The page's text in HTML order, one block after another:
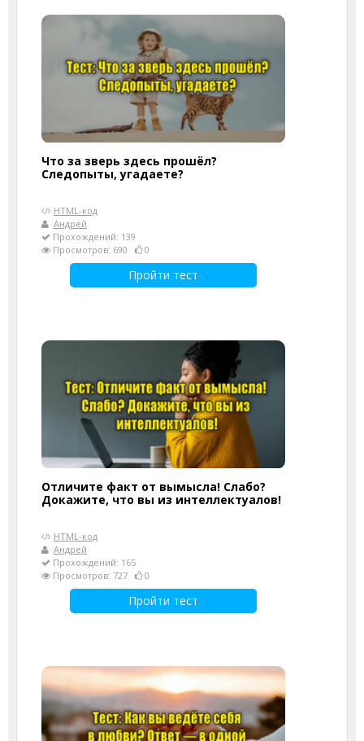
Что за зверь здесь прошёл?
Следопыты, угадаете?
HTML-код
Андрей
Прохождений: 139
Просмотров: 690
0
Пройти тест
Отличите факт от вымысла! Слабо?
Докажите, что вы из интеллектуалов!
HTML-код
Андрей
Прохождений: 165
Просмотров: 727
0
Пройти тест